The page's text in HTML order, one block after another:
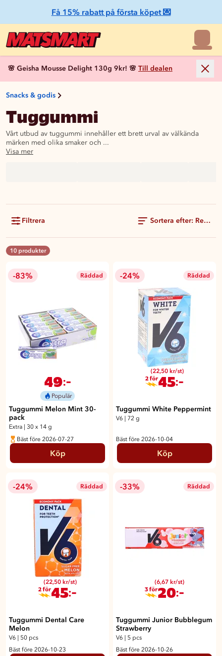
Få 15% rabatt på första köpet 💌
🌸 Geisha Mousse Delight 130g 9kr! 🌸 Till dealen
Snacks & godis
Tuggummi
Vårt utbud av tuggummi innehåller ett brett urval av välkända
märken med olika smaker och ...
Visa mer
Filtrera Sortera efter:
10 produkter
-83% Räddad
49:-
Populär
Tuggummi Melon Mint 30-
pack
Extra
30 x 14 g
Bäst före 2026-07-27
Köp
-24% Räddad
(22,50 kr/st)
2 för45:-
Tuggummi White Peppermint
V6 72 g
Bäst före 2026-10-04
Köp
-24% Räddad
(22,50 kr/st)
2 för45:-
Tuggummi Dental Care
Melon
V6 | 50 pcs
Bäst före 2026-10-23
-33% Räddad
(6,67 kr/st)
3 för20:-
Tuggummi Junior Bubblegum
Strawberry
V6 | 5 pcs
Bäst före 2026-10-26